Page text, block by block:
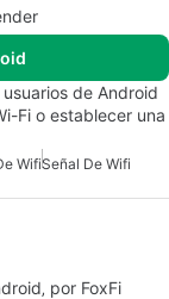
de Android
Fi o establecer una
WifiSeñal De Wifi
por FoxFi